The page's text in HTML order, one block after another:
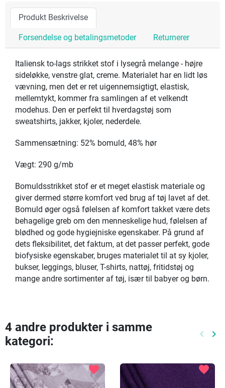
Produkt Beskrivelse
Forsendelse og betalingsmetoder Returnerer
Italiensk to-lags strikket stof i lysegrå melange - højre
sideløkke, venstre glat, creme. Materialet har en lidt løs
vævning, men det er ret uigennemsigtigt, elastisk,
mellemtykt, kommer fra samlingen af et velkendt
modehus. Den er perfekt til hverdagstøj som
sweatshirts, jakker, kjoler, nederdele.
Sammensætning: 52% bomuld, 48% hør
Vægt: 290 g/mb
Bomuldsstrikket stof er et meget elastisk materiale og
giver dermed større komfort ved brug af tøj lavet af det.
Bomuld øger også følelsen af komfort takket være dets
behagelige greb om den menneskelige hud, følelsen af
blødhed og gode hygiejniske egenskaber. På grund af
dets fleksibilitet, det faktum, at det passer perfekt, gode
biofysiske egenskaber, bruges materialet til at sy kjoler,
bukser, leggings, bluser, T-shirts, nattøj, fritidstøj og
mange andre sortimenter af tøj, især til babyer og børn.
4 andre produkter i samme
kategori:
keyboard_arrow_left keyboard_arrow_right
favorite favorite